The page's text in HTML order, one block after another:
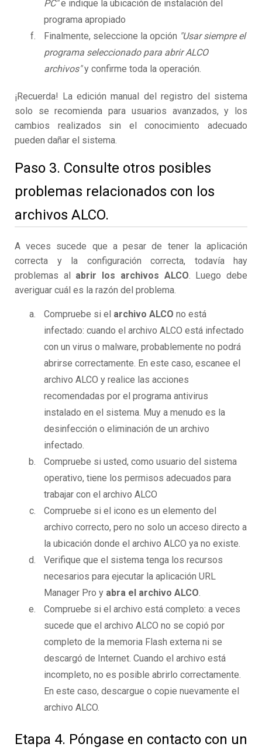
PC"e indique la ubicación de instalación del
programa apropiado
Finalmente, seleccione la opción "Usar siempre el
programa seleccionado para abrir ALCO
archivos"y confirme toda la operación.
¡Recuerda! La edición manual del registro del sistema
solo se recomienda para usuarios avanzados, y los
cambios realizados sin el conocimiento adecuado
pueden dañar el sistema.
Paso 3. Consulte otros posibles
problemas relacionados con los
archivos ALCO.
A veces sucede que a pesar de tener la aplicación
correcta y la configuración correcta, todavía hay
problemas al abrir los archivos ALCO. Luego debe
averiguar cuál es la razón del problema.
Compruebe si el archivo ALCO no está
infectado: cuando el archivo ALCO está infectado
con un virus o malware, probablemente no podrá
abrirse correctamente. En este caso, escanee el
archivo ALCO y realice las acciones
recomendadas por el programa antivirus
instalado en el sistema. Muy a menudo es la
desinfección o eliminación de un archivo
infectado.
Compruebe si usted, como usuario del sistema
operativo, tiene los permisos adecuados para
trabajar con el archivo ALCO
Compruebe si el icono es un elemento del
archivo correcto, pero no solo un acceso directo a
la ubicación donde el archivo ALCO ya no existe.
Verifique que el sistema tenga los recursos
necesarios para ejecutar la aplicación URL
Manager Pro y abra el archivo ALCO.
Compruebe si el archivo está completo: a veces
sucede que el archivo ALCO no se copió por
completo de la memoria Flash externa ni se
descargó de Internet. Cuando el archivo está
incompleto, no es posible abrirlo correctamente.
En este caso, descargue o copie nuevamente el
archivo ALCO.
Etapa 4. Póngase en contacto con un